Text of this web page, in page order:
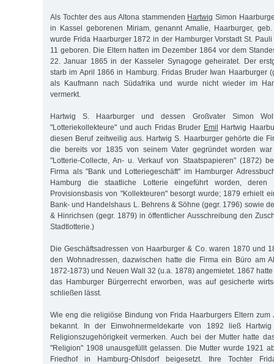
Als Tochter des aus Altona stammenden Hartwig Simon
in Kassel geborenen Miriam, genannt Amalie, Haarburger,
wurde Frida Haarburger 1872 in der Hamburger Vorstadt St.
11 geboren. Die Eltern hatten im Dezember 1864 vor dem
22. Januar 1865 in der Kasseler Synagoge geheiratet. Der
starb im April 1866 in Hamburg. Fridas Bruder Iwan Haarburger
als Kaufmann nach Südafrika und wurde nicht wieder im
vermerkt.
Hartwig S. Haarburger und dessen Großvater Simon
"Lotteriekollekteure" und auch Fridas Bruder Emil Hartwig
diesen Beruf zeitweilig aus. Hartwig S. Haarburger gehörte die
die bereits vor 1835 von seinem Vater gegründet worden
"Lotterie-Collecte, An- u. Verkauf von Staatspapieren" (1872)
Firma als "Bank und Lotteriegeschäft" im Hamburger
Hamburg die staatliche Lotterie eingeführt worden, deren
Provisionsbasis von "Kollekteuren" besorgt wurde; 1879 erhielt
Bank- und Handelshaus L. Behrens & Söhne (gegr. 1796) sowie
& Hinrichsen (gegr. 1879) in öffentlicher Ausschreibung den
Stadtlotterie.)
Die Geschäftsadressen von Haarburger & Co. waren 1870 und
den Wohnadressen, dazwischen hatte die Firma ein Büro am
1872-1873) und Neuen Wall 32 (u.a. 1878) angemietet. 1867
das Hamburger Bürgerrecht erworben, was auf gesicherte
schließen lässt.
Wie eng die religiöse Bindung von Frida Haarburgers Eltern zum
bekannt. In der Einwohnermeldekarte von 1892 ließ
Religionszugehörigkeit vermerken. Auch bei der Mutter hatte
"Religion" 1908 unausgefüllt gelassen. Die Mutter wurde 1921
Friedhof in Hamburg-Ohlsdorf beigesetzt. Ihre Tochter